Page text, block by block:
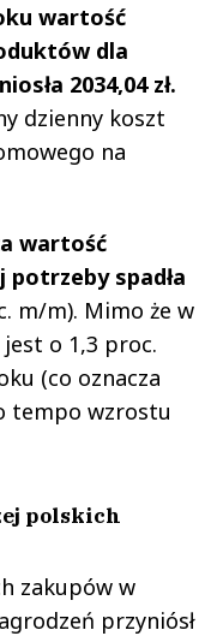
wartość
dla
2034,04 zł.
dzienny koszt
na
wartość
spadła
m/m). Mimo że w
o 1,3 proc.
(co oznacza
tempo wzrostu
polskich
zakupów w
przyniósł